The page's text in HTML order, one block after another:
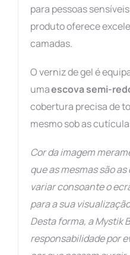
para pessoas
produto oferece
camadas.
O verniz de gel é
umaescova semi-
cobertura precisa de
mesmo sob as
Cor da imagem
que as mesmas são
variar consoante o
para a sua
Desta forma, a Mystik
responsabilidade por